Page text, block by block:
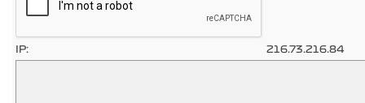
IP: 216.73.216.84